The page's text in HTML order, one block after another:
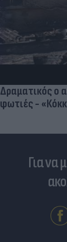
Δραματικός ο
φωτιές -
Για να